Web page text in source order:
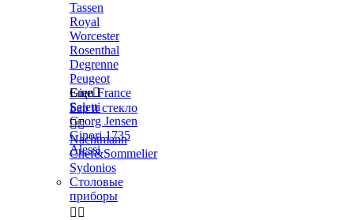
Tassen
Royal
Worcester
Rosenthal
Degrenne
Peugeot
Gien France
Seletti
Georg Jensen
Ginori 1735
Alessi
Еще
Бар и стекло

Nachtmann
Chef&Sommelier
Sydonios
Столовые
приборы
 